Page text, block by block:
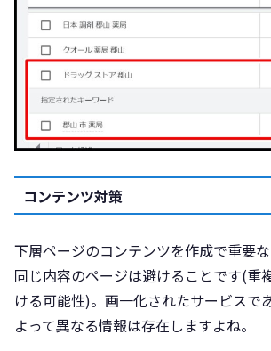
コンテンツ対策
下層ページのコンテンツを作成で重要
同じ内容のページは避けることです(重
ける可能性)。画一化されたサービスで
よって異なる情報は存在しますよね。